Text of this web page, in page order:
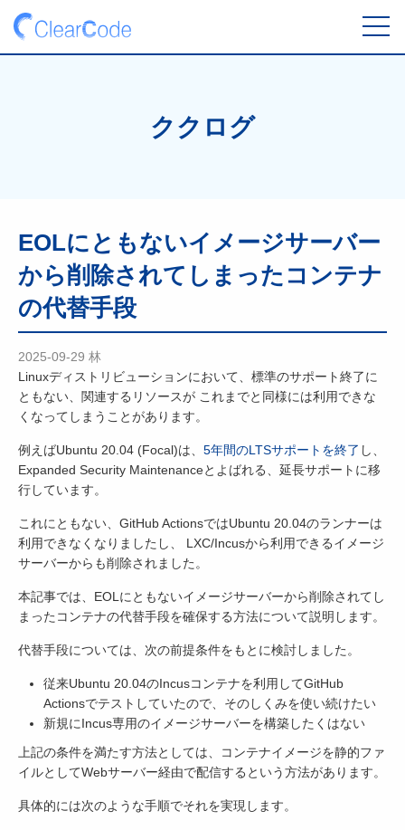
ククログ
EOLにともないイメージサーバー
から削除されてしまったコンテナ
の代替手段
2025-09-29 林
Linuxディストリビューションにおいて、標準のサポート終了に
ともない、関連するリソースが これまでと同様には利用できな
くなってしまうことがあります。
例えばUbuntu 20.04 (Focal)は、 5年間のLTSサポートを終了 し、
Expanded Security Maintenanceとよばれる、延長サポートに移
行しています。
これにともない、GitHub ActionsではUbuntu 20.04のランナーは
利用できなくなりましたし、 LXC/Incusから利用できるイメージ
サーバーからも削除されました。
本記事では、EOLにともないイメージサーバーから削除されてし
まったコンテナの代替手段を確保する方法について説明します。
代替手段については、次の前提条件をもとに検討しました。
従来Ubuntu 20.04のIncusコンテナを利用してGitHub
Actionsでテストしていたので、そのしくみを使い続けたい
新規にIncus専用のイメージサーバーを構築したくはない
上記の条件を満たす方法としては、コンテナイメージを静的ファ
イルとしてWebサーバー経由で配信するという方法があります。
具体的には次のような手順でそれを実現します。